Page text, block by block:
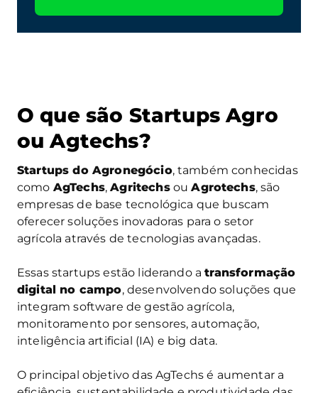
O que são Startups Agro
ou Agtechs?
Startups do Agronegócio, também conhecidas
como AgTechs,AgritechsouAgrotechs, são
empresas de base tecnológica que buscam
oferecer soluções inovadoras para o setor
agrícola através de tecnologias avançadas.
Essas startups estão liderando atransformação
digital no campo, desenvolvendo soluções que
integram software de gestão agrícola,
monitoramento por sensores, automação,
inteligência artificial (IA) e big data.
O principal objetivo das AgTechs é aumentar a